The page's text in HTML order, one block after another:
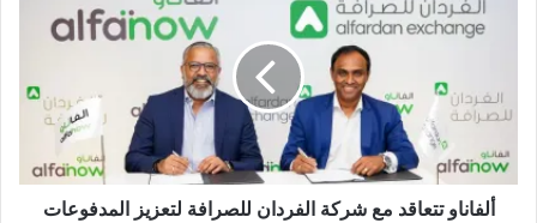
ألفاناو تتعاقد مع شركة الفردان للصرافة لتعزيز المدفوعات